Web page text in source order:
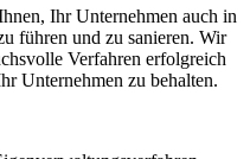
Ihr Unternehmen auch in
führen und zu sanieren. Wir
Verfahren erfolgreich
Unternehmen zu behalten.